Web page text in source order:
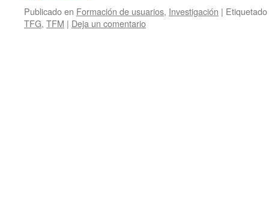
Publicado en Formación de usuarios, Investigación | Etiquetado
TFG, TFM | Deja un comentario